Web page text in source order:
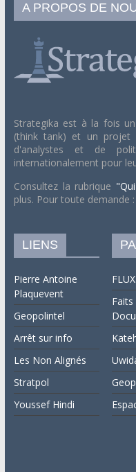
A PROPOS DE
Strategika est à la fois
(think tank) et un projet
d'analystes et de
internationalement pour
Consultez la rubrique
plus. Pour toute demande :
LIENS
Pierre Antoine
Plaquevent
Geopolintel
Arrêt sur info
Les Non Alignés
Stratpol
Youssef Hindi
FLUX